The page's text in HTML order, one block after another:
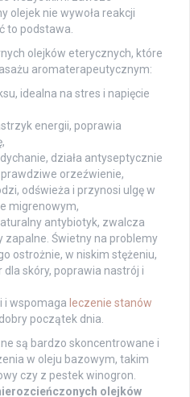
olejek nie wywoła reakcji
to podstawa.
olejków eterycznych, które
aromaterapeutycznym:
idealna na stres i napięcie
energii, poprawia
działa antyseptycznie
orzeźwienie,
odświeża i przynosi ulgę w
migrenowym,
antybiotyk, zwalcza
zapalne. Świetny na problemy
ostrożnie, w niskim stężeniu,
dla skóry, poprawia nastrój i
i wspomaga leczenie stanów
dobry początek dnia.
są bardzo skoncentrowane i
w oleju bazowym, takim
czy z pestek winogron.
olejków